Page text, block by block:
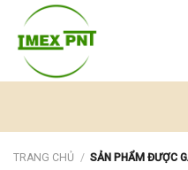
content
TRANG CHỦ / SẢN PHẨM ĐƯỢC